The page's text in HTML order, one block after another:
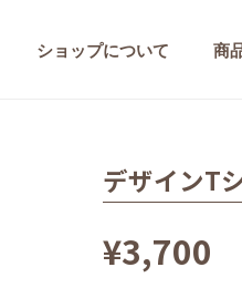
ショップについて 商
デザインT
¥3,700